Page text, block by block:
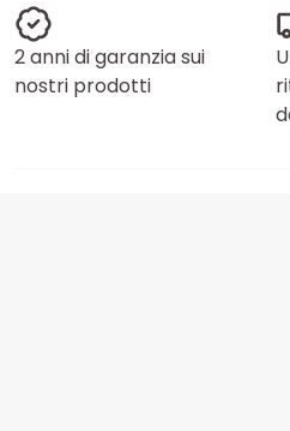
2 anni di garanzia sui
nostri prodotti